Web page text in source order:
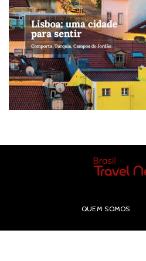
QUEM SOMOS